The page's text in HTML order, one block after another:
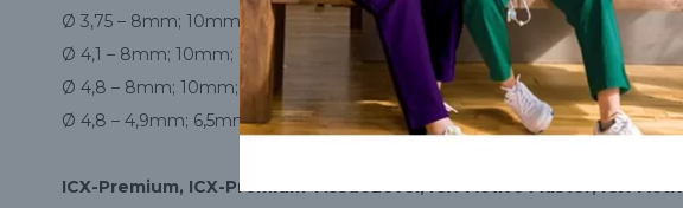
Ø 3,75 – 8mm; 10mm; 12,5mm;
Ø 4,1 – 8mm; 10mm; 12,5mm;
Ø 4,8 – 8mm; 10mm; 12,5mm;
Ø 4,8 – 4,9mm; 6,5mm;
ICX-Premium, ICX-Premium TissueLevel, ICX-Active Master, ICX-